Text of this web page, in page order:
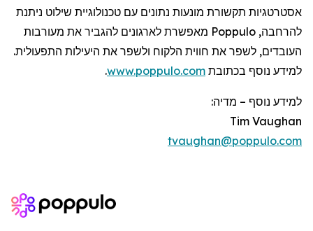
אסטרטגיות תקשורת מונעות נתונים עם טכנולוגיית שילוט ניתנת
להרחבה,
Poppulo מאפשרת לארגונים להגביר את מעורבות
העובדים, לשפר את חווית הלקוח ולשפר את היעילות התפעולית.
למידע נוסף בכתובת www.poppulo.com
.
למידע נוסף – מדיה:
Tim Vaughan
tvaughan@poppulo.com